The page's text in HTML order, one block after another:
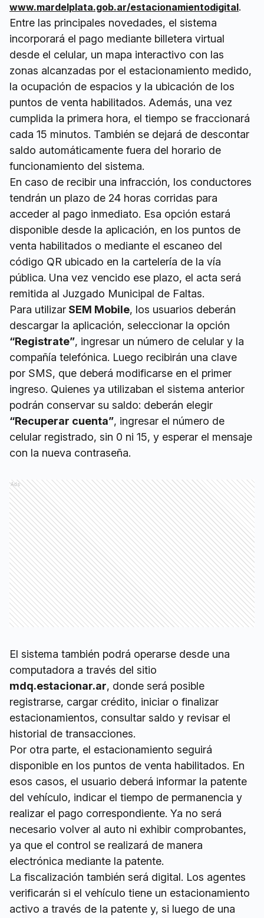
www.mardelplata.gob.ar/estacionamientodigital.
Entre las principales novedades, el sistema
incorporará el pago mediante billetera virtual
desde el celular, un mapa interactivo con las
zonas alcanzadas por el estacionamiento medido,
la ocupación de espacios y la ubicación de los
puntos de venta habilitados. Además, una vez
cumplida la primera hora, el tiempo se fraccionará
cada 15 minutos. También se dejará de descontar
saldo automáticamente fuera del horario de
funcionamiento del sistema.
En caso de recibir una infracción, los conductores
tendrán un plazo de 24 horas corridas para
acceder al pago inmediato. Esa opción estará
disponible desde la aplicación, en los puntos de
venta habilitados o mediante el escaneo del
código QR ubicado en la cartelería de la vía
pública. Una vez vencido ese plazo, el acta será
remitida al Juzgado Municipal de Faltas.
Para utilizar SEM Mobile, los usuarios deberán
descargar la aplicación, seleccionar la opción
“Registrate”, ingresar un número de celular y la
compañía telefónica. Luego recibirán una clave
por SMS, que deberá modificarse en el primer
ingreso. Quienes ya utilizaban el sistema anterior
podrán conservar su saldo: deberán elegir
“Recuperar cuenta”, ingresar el número de
celular registrado, sin 0 ni 15, y esperar el mensaje
con la nueva contraseña.
Ads
El sistema también podrá operarse desde una
computadora a través del sitio
mdq.estacionar.ar, donde será posible
registrarse, cargar crédito, iniciar o finalizar
estacionamientos, consultar saldo y revisar el
historial de transacciones.
Por otra parte, el estacionamiento seguirá
disponible en los puntos de venta habilitados. En
esos casos, el usuario deberá informar la patente
del vehículo, indicar el tiempo de permanencia y
realizar el pago correspondiente. Ya no será
necesario volver al auto ni exhibir comprobantes,
ya que el control se realizará de manera
electrónica mediante la patente.
La fiscalización también será digital. Los agentes
verificarán si el vehículo tiene un estacionamiento
activo a través de la patente y, si luego de una